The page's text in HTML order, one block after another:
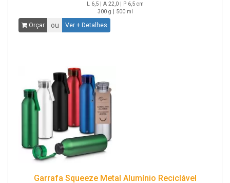
L 6,5 | A 22,0 | P 6,5 cm
300 g | 500 ml
Orçar ou Ver + Detalhes
Garrafa Squeeze Metal Alumínio Reciclável